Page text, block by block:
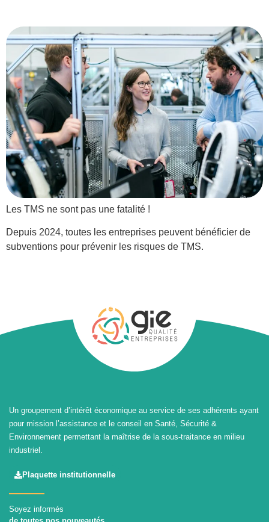
Les TMS ne sont pas une fatalité !
Depuis 2024, toutes les entreprises peuvent bénéficier de
subventions pour prévenir les risques de TMS.
Un groupement d’intérêt économique au service de ses adhérents ayant
pour mission l’assistance et le conseil en Santé, Sécurité &
Environnement permettant la maîtrise de la sous-traitance en milieu
industriel.
Plaquette institutionnelle
Soyez informés